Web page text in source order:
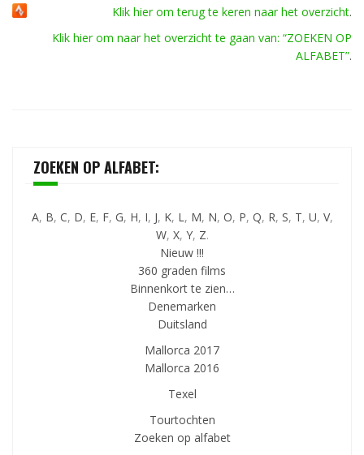
Klik hier om terug te keren naar het overzicht.
Klik hier om naar het overzicht te gaan van: “ZOEKEN OP
ALFABET”.
ZOEKEN OP ALFABET:
A, B, C, D, E, F, G, H, I, J, K, L, M, N, O, P, Q, R, S, T, U, V,
W, X, Y, Z.
Nieuw !!!
360 graden films
Binnenkort te zien…
Denemarken
Duitsland
Mallorca 2017
Mallorca 2016
Texel
Tourtochten
Zoeken op alfabet